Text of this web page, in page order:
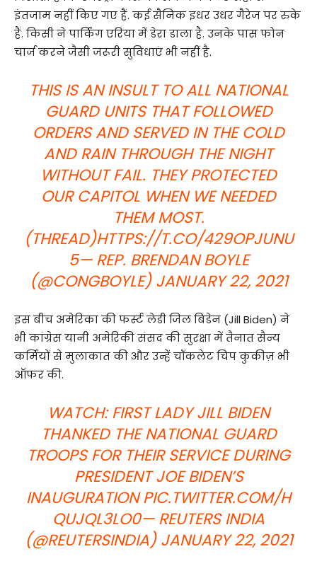
इंतजाम नहीं किए गए हैं. कई सैनिक इधर उधर गैरेज पर रुके
हैं. किसी ने पार्किंग एरिया में डेरा डाला है. उनके पास फोन
चार्ज करने जैसी जरूरी सुविधाएं भी नहीं है.
THIS IS AN INSULT TO ALL NATIONAL
GUARD UNITS THAT FOLLOWED
ORDERS AND SERVED IN THE COLD
AND RAIN THROUGH THE NIGHT
WITHOUT FAIL. THEY PROTECTED
OUR CAPITOL WHEN WE NEEDED
THEM MOST.
(THREAD)HTTPS://T.CO/429OPJUNU
5— REP. BRENDAN BOYLE
(@CONGBOYLE)JANUARY 22, 2021
इस बीच अमेरिका की फर्स्ट लेडी जिल बिडेन (Jill Biden) ने
भी कांग्रेस यानी अमेरिकी संसद की सुरक्षा में तैनात सैन्य
कर्मियों से मुलाकात की और उन्हें चॉकलेट चिप कुकीज़ भी
ऑफर की.
WATCH: FIRST LADY JILL BIDEN
THANKED THE NATIONAL GUARD
TROOPS FOR THEIR SERVICE DURING
PRESIDENT JOE BIDEN’S
INAUGURATIONPIC.TWITTER.COM/H
QUJQL3LO0— REUTERS INDIA
(@REUTERSINDIA)JANUARY 22, 2021